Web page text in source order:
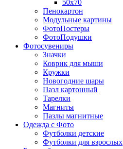
50х70
Пенокартон
Модульные картины
ФотоПостеры
ФотоПодушки
Фотоcувениры
Значки
Коврик для мыши
Кружки
Новогодние шары
Пазл картонный
Тарелки
Магниты
Пазлы магнитные
Одежда с Фото
Футболки детские
Футболки для взрослых